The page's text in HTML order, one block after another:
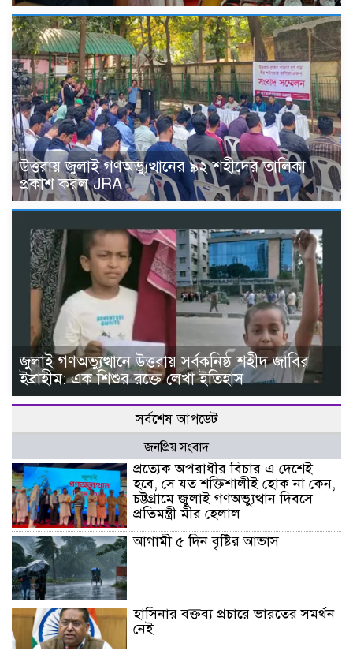
উত্তরায় জুলাই গণঅভ্যুত্থানের ৯২ শহীদের তালিকা
প্রকাশ করল JRA
জুলাই গণঅভ্যুত্থানে উত্তরায় সর্বকনিষ্ঠ শহীদ জাবির
ইব্রাহীম: এক শিশুর রক্তে লেখা ইতিহাস
সর্বশেষ আপডেট
জনপ্রিয় সংবাদ
প্রত্যেক অপরাধীর বিচার এ দেশেই
হবে, সে যত শক্তিশালীই হোক না কেন,
চট্টগ্রামে জুলাই গণঅভ্যুত্থান দিবসে
প্রতিমন্ত্রী মীর হেলাল
আগামী ৫ দিন বৃষ্টির আভাস
হাসিনার বক্তব্য প্রচারে ভারতের সমর্থন
নেই